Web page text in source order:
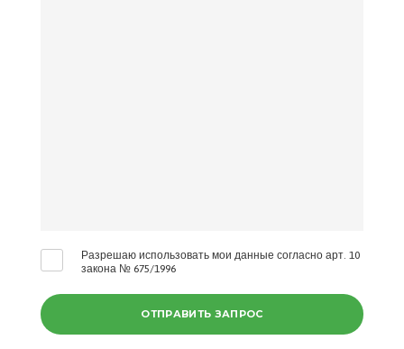
Разрешаю использовать мои данные согласно арт. 10
закона № 675/1996